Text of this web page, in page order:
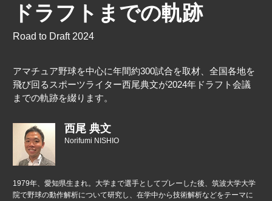
ドラフトまでの軌跡
Road to Draft 2024
アマチュア野球を中心に年間約300試合を取材、全国各地を
飛び回るスポーツライター西尾典文が2024年ドラフト会議
までの軌跡を綴ります。
西尾 典文
Norifumi NISHIO
1979年、愛知県生まれ。大学まで選手としてプレーした後、筑波大学大学
院で野球の動作解析について研究し、在学中から技術解析などをテーマに